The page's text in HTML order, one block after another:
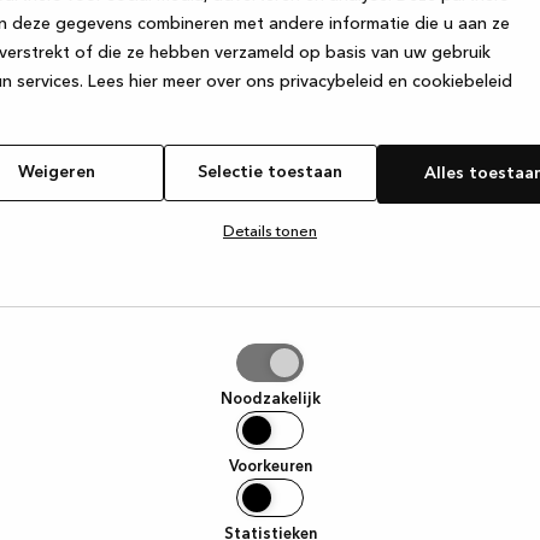
deze gegevens combineren met andere informatie die u aan ze
of die ze hebben verzameld op basis van uw gebruik
services. Lees hier meer over ons privacybeleid en cookiebeleid
Weigeren Selectie toestaan Alles
Details tonen
Noodzakelijk
Voorkeuren
Statistieken
has occurred while loadingwww.kvik.be (see the